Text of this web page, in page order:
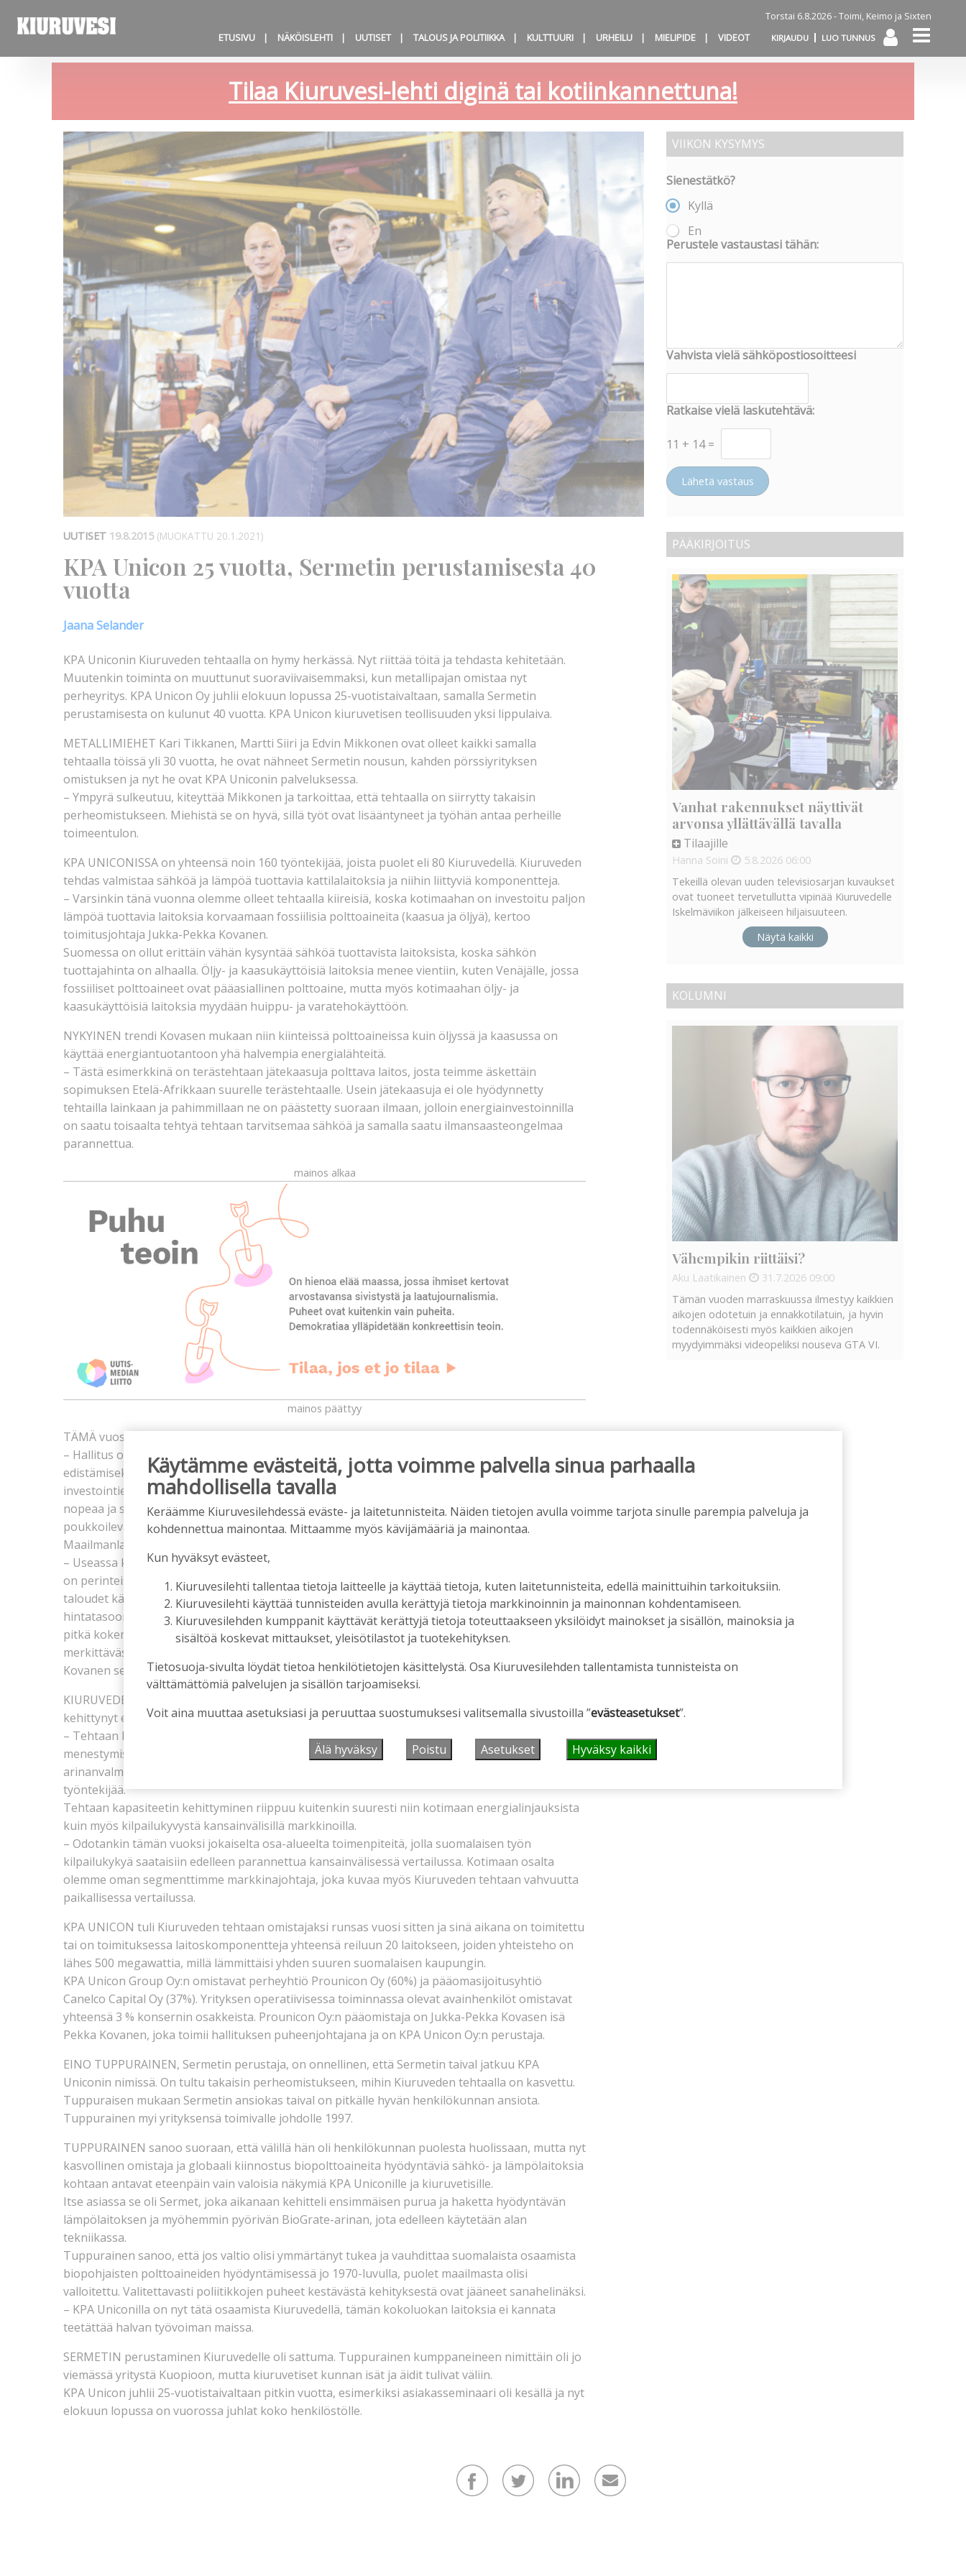
Torstai 6.8.2026 -Toimi, Keimo ja Sixten
ETUSIVU
NÄKÖISLEHTI UUTISET TALOUS JA POLITIIKKA KULTTUURI URHEILU MIELIPIDE VIDEOT KIRJAUDU LUO TUNNUS
Tilaa Kiuruvesi-lehti diginä tai kotiinkannettuna!
UUTISET 19.8.2015 (MUOKATTU 20.1.2021)
KPA Unicon 25 vuotta, Sermetin perustamisesta 40
vuotta
Jaana Selander
KPA Uniconin Kiuruveden tehtaalla on hymy herkässä. Nyt riittää töitä ja tehdasta kehitetään.
Muutenkin toiminta on muuttunut suoraviivaisemmaksi, kun metallipajan omistaa nyt
perheyritys. KPA Unicon Oy juhlii elokuun lopussa 25-vuotistaivaltaan, samalla Sermetin
perustamisesta on kulunut 40 vuotta. KPA Unicon kiuruvetisen teollisuuden yksi lippulaiva.
METALLIMIEHET Kari Tikkanen, Martti Siiri ja Edvin Mikkonen ovat olleet kaikki samalla
tehtaalla töissä yli 30 vuotta, he ovat nähneet Sermetin nousun, kahden pörssiyrityksen
omistuksen ja nyt he ovat KPA Uniconin palveluksessa.
– Ympyrä sulkeutuu, kiteyttää Mikkonen ja tarkoittaa, että tehtaalla on siirrytty takaisin
perheomistukseen. Miehistä se on hyvä, sillä työt ovat lisääntyneet ja työhän antaa perheille
toimeentulon.
KPA UNICONISSA on yhteensä noin 160 työntekijää, joista puolet eli 80 Kiuruvedellä. Kiuruveden
tehdas valmistaa sähköä ja lämpöä tuottavia kattilalaitoksia ja niihin liittyviä komponentteja.
– Varsinkin tänä vuonna olemme olleet tehtaalla kiireisiä, koska kotimaahan on investoitu paljon
lämpöä tuottavia laitoksia korvaamaan fossiilisia polttoaineita (kaasua ja öljyä), kertoo
toimitusjohtaja Jukka-Pekka Kovanen.
Suomessa on ollut erittäin vähän kysyntää sähköä tuottavista laitoksista, koska sähkön
tuottajahinta on alhaalla. Öljy- ja kaasukäyttöisiä laitoksia menee vientiin, kuten Venäjälle, jossa
fossiiliset polttoaineet ovat pääasiallinen polttoaine, mutta myös kotimaahan öljy- ja
kaasukäyttöisiä laitoksia myydään huippu- ja varatehokäyttöön.
NYKYINEN trendi Kovasen mukaan niin kiinteissä polttoaineissa kuin öljyssä ja kaasussa on
käyttää energiantuotantoon yhä halvempia energialähteitä.
– Tästä esimerkkinä on terästehtaan jätekaasuja polttava laitos, josta teimme äskettäin
sopimuksen Etelä-Afrikkaan suurelle terästehtaalle. Usein jätekaasuja ei ole hyödynnetty
tehtailla lainkaan ja pahimmillaan ne on päästetty suoraan ilmaan, jolloin energiainvestoinnilla
on saatu toisaalta tehtyä tehtaan tarvitsemaa sähköä ja samalla saatu ilmansaasteongelmaa
parannettua.
mainos alkaa
mainos päättyy
TÄMÄ vuosi on ollut uusien investointien osalta Suomessa todella hiljainen.
– Hallitus on kovasti luvannut kotimaisen polttoaineen lisäämistä ja konkreettisia toimia asian
edistämiseksi, mutta toistaiseksi ei olla saatu mitään sellaista päätöstä, joka olisi johtanut uusien
investointien liikkeellelähtöön. Olemme siis odottavalla kannalla ja toivomme mahdollisimman
nopeaa ja selkeää linjausta Suomen tulevaisuuden energiapolitiikasta, joka on ollut hyvin
poukkoilevaa viime vuosina, Kovanen sanoo.
Maailmanlaajuisesti Kovanen näkee markkinat mielenkiintoisina.
– Useassa kehittyvässä taloudessa metsätähteet ja mekaanisen puunjalostuksen sivutuotteet
on perinteisesti mielletty jätteeksi, josta on haluttu päästä eroon. Samaan aikaan kyseiset
taloudet kärsivät sähköpulasta talouden kasvaessa ja sähkön hinta on moninkertainen Suomen
hintatasoon verrattuna. Meidän kannaltamme tämä tuo mahdollisuuksia, kun siihen yhdistetään
pitkä kokemus puupolttoaineiden käytössä ja toisaalta vienninrahoitusosaaminen, joka on
merkittävässä roolissa maissa, joissa omat rahoitusjärjestelmät ovat vielä kehittymässä,
Kovanen selittää.
KIURUVEDEN tehdas on KPA Uniconin ainoa valmistusyksikkö, jossa on pitkällä aikavälillä
kehittynyt erityisosaamista.
– Tehtaan kehittäminen ja kilpailukyvyn ylläpitäminen on keskeistä koko yrityksen
menestymisen kannalta, jonka vuoksi tänäkin vuonna investoimme noin puoli miljoonaa uuteen
arinanvalmistuslinjaan ja olemme palkanneet pelkästään tuotantoon yli kymmenen uutta
työntekijää.
Tehtaan kapasiteetin kehittyminen riippuu kuitenkin suuresti niin kotimaan energialinjauksista
kuin myös kilpailukyvystä kansainvälisillä markkinoilla.
– Odotankin tämän vuoksi jokaiselta osa-alueelta toimenpiteitä, jolla suomalaisen työn
kilpailukykyä saataisiin edelleen parannettua kansainvälisessä vertailussa. Kotimaan osalta
olemme oman segmenttimme markkinajohtaja, joka kuvaa myös Kiuruveden tehtaan vahvuutta
paikallisessa vertailussa.
KPA UNICON tuli Kiuruveden tehtaan omistajaksi runsas vuosi sitten ja sinä aikana on toimitettu
tai on toimituksessa laitoskomponentteja yhteensä reiluun 20 laitokseen, joiden yhteisteho on
lähes 500 megawattia, millä lämmittäisi yhden suuren suomalaisen kaupungin.
KPA Unicon Group Oy:n omistavat perheyhtiö Prounicon Oy (60%) ja pääomasijoitusyhtiö
Canelco Capital Oy (37%). Yrityksen operatiivisessa toiminnassa olevat avainhenkilöt omistavat
yhteensä 3 % konsernin osakkeista. Prounicon Oy:n pääomistaja on Jukka-Pekka Kovasen isä
Pekka Kovanen, joka toimii hallituksen puheenjohtajana ja on KPA Unicon Oy:n perustaja.
EINO TUPPURAINEN, Sermetin perustaja, on onnellinen, että Sermetin taival jatkuu KPA
Uniconin nimissä. On tultu takaisin perheomistukseen, mihin Kiuruveden tehtaalla on kasvettu.
Tuppuraisen mukaan Sermetin ansiokas taival on pitkälle hyvän henkilökunnan ansiota.
Tuppurainen myi yrityksensä toimivalle johdolle 1997.
TUPPURAINEN sanoo suoraan, että välillä hän oli henkilökunnan puolesta huolissaan, mutta nyt
kasvollinen omistaja ja globaali kiinnostus biopolttoaineita hyödyntäviä sähkö- ja lämpölaitoksia
kohtaan antavat eteenpäin vain valoisia näkymiä KPA Uniconille ja kiuruvetisille.
Itse asiassa se oli Sermet, joka aikanaan kehitteli ensimmäisen purua ja haketta hyödyntävän
lämpölaitoksen ja myöhemmin pyörivän BioGrate-arinan, jota edelleen käytetään alan
tekniikassa.
Tuppurainen sanoo, että jos valtio olisi ymmärtänyt tukea ja vauhdittaa suomalaista osaamista
biopohjaisten polttoaineiden hyödyntämisessä jo 1970-luvulla, puolet maailmasta olisi
valloitettu. Valitettavasti poliitikkojen puheet kestävästä kehityksestä ovat jääneet sanahelinäksi.
– KPA Uniconilla on nyt tätä osaamista Kiuruvedellä, tämän kokoluokan laitoksia ei kannata
teetättää halvan työvoiman maissa.
SERMETIN perustaminen Kiuruvedelle oli sattuma. Tuppurainen kumppaneineen nimittäin oli jo
viemässä yritystä Kuopioon, mutta kiuruvetiset kunnan isät ja äidit tulivat väliin.
KPA Unicon juhlii 25-vuotistaivaltaan pitkin vuotta, esimerkiksi asiakasseminaari oli kesällä ja nyt
elokuun lopussa on vuorossa juhlat koko henkilöstölle.
VIIKON KYSYMYS
Sienestätkö?
Kyllä
En
Perustele vastaustasi tähän:
Vahvista vielä sähköpostiosoitteesi
Ratkaise vielä laskutehtävä:
11 + 14 =
Lähetä vastaus
PÄÄKIRJOITUS
Vanhat rakennukset näyttivät
arvonsa yllättävällä tavalla
Tilaajille
Hanna Soini 5.8.2026 06:00
Tekeillä olevan uuden televisiosarjan kuvaukset
ovat tuoneet tervetullutta vipinää Kiuruvedelle
Iskelmäviikon jälkeiseen hiljaisuuteen.
Näytä kaikki
KOLUMNI
Vähempikin riittäisi?
Aku Laatikainen 31.7.2026 09:00
Tämän vuoden marraskuussa ilmestyy kaikkien
aikojen odotetuin ja ennakkotilatuin, ja hyvin
todennäköisesti myös kaikkien aikojen
myydyimmäksi videopeliksi nouseva GTA VI.
Käytämme evästeitä, jotta voimme palvella sinua parhaalla
mahdollisella tavalla
Keräämme Kiuruvesilehdessä eväste- ja laitetunnisteita. Näiden tietojen avulla voimme tarjota sinulle parempia palveluja ja
kohdennettua mainontaa. Mittaamme myös kävijämääriä ja mainontaa.
Kun hyväksyt evästeet,
Kiuruvesilehti tallentaa tietoja laitteelle ja käyttää tietoja, kuten laitetunnisteita, edellä mainittuihin tarkoituksiin.
Kiuruvesilehti käyttää tunnisteiden avulla kerättyjä tietoja markkinoinnin ja mainonnan kohdentamiseen.
Kiuruvesilehden kumppanit käyttävät kerättyjä tietoja toteuttaakseen yksilöidyt mainokset ja sisällön, mainoksia ja
sisältöä koskevat mittaukset, yleisötilastot ja tuotekehityksen.
Tietosuoja-sivulta löydät tietoa henkilötietojen käsittelystä. Osa Kiuruvesilehden tallentamista tunnisteista on
välttämättömiä palvelujen ja sisällön tarjoamiseksi.
Voit aina muuttaa asetuksiasi ja peruuttaa suostumuksesi valitsemalla sivustoilla ”evästeasetukset”.
Älä hyväksy Poistu Asetukset Hyväksy kaikki